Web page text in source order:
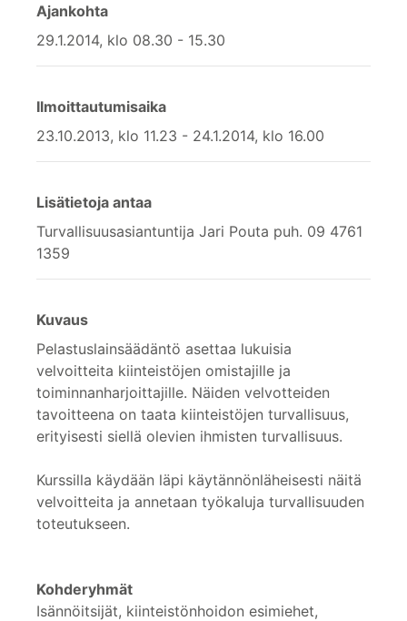
Ajankohta
29.1.2014, klo 08.30 - 15.30
Ilmoittautumisaika
23.10.2013, klo 11.23 - 24.1.2014, klo 16.00
Lisätietoja antaa
Turvallisuusasiantuntija Jari Pouta puh. 09 4761
1359
Kuvaus
Pelastuslainsäädäntö asettaa lukuisia
velvoitteita kiinteistöjen omistajille ja
toiminnanharjoittajille. Näiden velvotteiden
tavoitteena on taata kiinteistöjen turvallisuus,
erityisesti siellä olevien ihmisten turvallisuus.
Kurssilla käydään läpi käytännönläheisesti näitä
velvoitteita ja annetaan työkaluja turvallisuuden
toteutukseen.
Kohderyhmät
Isännöitsijät, kiinteistönhoidon esimiehet,